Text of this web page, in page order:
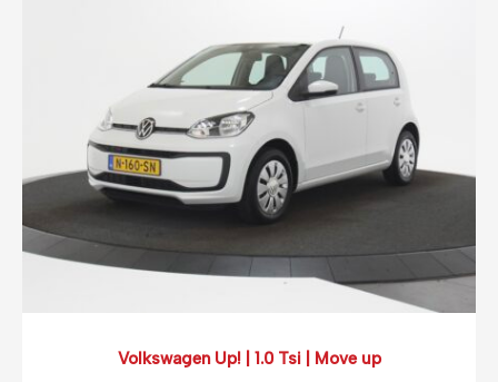
Volkswagen Up! | 1.0 Tsi | Move up